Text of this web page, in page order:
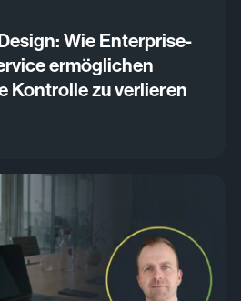
Wie Enterprise-
ermöglichen
Kontrolle zu verlieren